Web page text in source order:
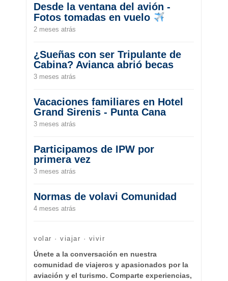
Desde la ventana del avión -
Fotos tomadas en vuelo
2 meses atrás
¿Sueñas con ser Tripulante de
Cabina? Avianca abrió becas
3 meses atrás
Vacaciones familiares en Hotel
Grand Sirenis - Punta Cana
3 meses atrás
Participamos de IPW por
primera vez
3 meses atrás
Normas de volavi Comunidad
4 meses atrás
volar · viajar · vivir
Únete a la conversación en nuestra
comunidad de viajeros y apasionados por la
aviación y el turismo. Comparte experiencias,